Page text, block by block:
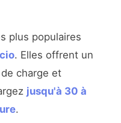
plus populaires
. Elles offrent un
charge et
jusqu'à 30 à
.